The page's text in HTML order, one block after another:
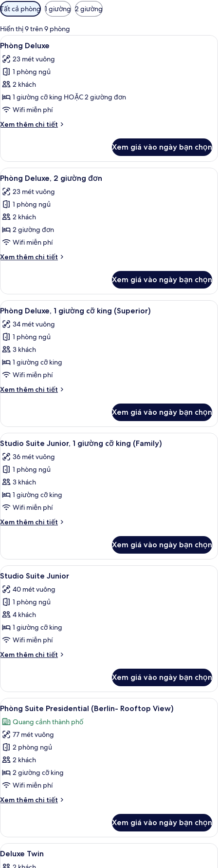
Bộ
lọc
có
thể
dùng
để
lọc
tìm
phòng
Tất cả phòng 1 giường 2 giường
Hiển thị 9 trên 9 phòng
Xem
tất
cả
ảnh
Phòng
Deluxe
Chăn bông, két bảo mật tại phòng,
6
Phòng Deluxe
23 mét vuông
1 phòng ngủ
2 khách
1 giường cỡ king HOẶC 2 giường đơn
Wifi miễn phí
Xem thêm chi tiết
Chi
Phòng
Deluxe
Xem giá vào ngày bạn chọn
Xem
tất
cả
ảnh
Phòng
Deluxe,
2
đơn
Chăn bông, két bảo mật tại phòng,
5
Phòng Deluxe, 2 giường đơn
23 mét vuông
1 phòng ngủ
2 khách
2 giường đơn
Wifi miễn phí
Xem thêm chi tiết
Chi
Phòng
Deluxe,
2
giường
đơn
Xem giá vào ngày bạn chọn
Xem
tất
cả
ảnh
Phòng
Deluxe,
1
cỡ
Chăn bông, két bảo mật tại phòng,
5
Phòng Deluxe, 1 giường cỡ king (Superior)
34 mét vuông
1 phòng ngủ
3 khách
1 giường cỡ king
Wifi miễn phí
Xem thêm chi tiết
Chi
Phòng
Deluxe,
1
cỡ
king
(Superior)
Xem giá vào ngày bạn chọn
Xem
tất
cả
ảnh
Studio
Suite
Junior,
giường
(Family)
Studio Suite Junior, 1 giường cỡ
5
Studio Suite Junior, 1 giường cỡ king (Family)
36 mét vuông
1 phòng ngủ
3 khách
1 giường cỡ king
Wifi miễn phí
Xem thêm chi tiết
Chi
Studio
Suite
Junior,
giường
cỡ
king
(Family)
Xem giá vào ngày bạn chọn
Xem
tất
cả
ảnh
Studio
Suite
Junior
Chăn bông, két bảo mật tại phòng,
4
Studio Suite Junior
40 mét vuông
1 phòng ngủ
4 khách
1 giường cỡ king
Wifi miễn phí
Xem thêm chi tiết
Chi
Studio
Suite
Junior
Xem giá vào ngày bạn chọn
Xem
tất
cả
ảnh
Phòng
Suite
Presidential
(Berlin-
View)
Phòng Suite Presidential (Berlin-
6
Phòng Suite Presidential (Berlin- Rooftop View)
Quang cảnh thành phố
77 mét vuông
2 phòng ngủ
2 khách
2 giường cỡ king
Wifi miễn phí
Xem thêm chi tiết
Chi
Phòng
Suite
Presidential
Xem giá vào ngày bạn chọn
Xem
tất
Chăn bông, két bảo mật tại phòng,
4
Deluxe Twin